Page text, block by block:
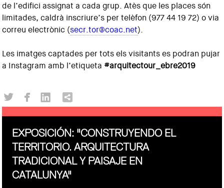
de l’edifici assignat a cada grup. Atès que les places són
limitades, caldrà inscriure’s per telèfon (977 44 19 72) o via
correu electrònic (secr.tor@coac.net).
Les imatges captades per tots els visitants es podran pujar
a Instagram amb l’etiqueta #arquitectour_ebre2019
EXPOSICIÓN: "CONSTRUYENDO EL
TERRITORIO. ARQUITECTURA
TRADICIONAL Y PAISAJE EN
CATALUNYA"